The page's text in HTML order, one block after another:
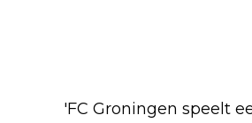
'FC Groningen speelt